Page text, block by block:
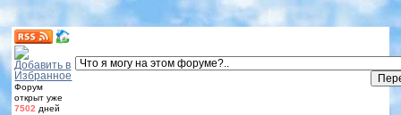
Форум
открыт уже
7502 дней